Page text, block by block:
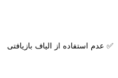
✅ عدم استفاده از الیاف بازیافتی